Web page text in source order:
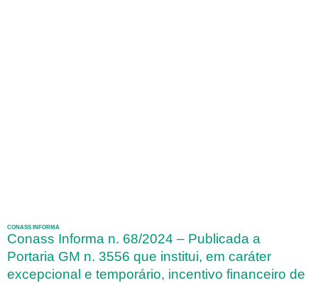
CONASS INFORMA
Conass Informa n. 68/2024 – Publicada a
Portaria GM n. 3556 que institui, em caráter
excepcional e temporário, incentivo financeiro de